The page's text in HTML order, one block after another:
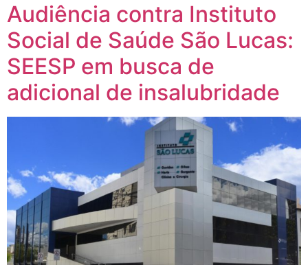
Audiência contra Instituto
Social de Saúde São Lucas:
SEESP em busca de
adicional de insalubridade